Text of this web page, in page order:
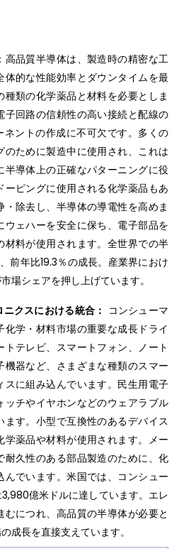
品質半導体は、製造時の精密な工
的な性能効率とダウンタイムを最
類の化学薬品と材料を必要としま
回路の信頼性の高い接続と配線の
ネントの作成に不可欠です。多くの
ために製造中に使用され、これは
半導体上の正確なパターニングに役
ピングに使用される化学薬品もあ
・除去し、半導体の導電性を高めま
ェハーを安全に保ち、電子部品を
料が使用されます。全世界での半
前年比19.3％の成長。産業界におけ
場シェアを押し上げています。
クスにおける統合： コンシューマ
学・材料市場の重要な成長ドライ
テレビ、スマートフォン、ノート
器など、さまざまな種類のスマー
スに組み込んでいます。民生用電子
チやイヤホンなどのウェアラブル
す。小型で互換性のあるデバイス
薬品や材料が使用されます。メー
耐久性のある部品製造のために、化
でいます。米国では、コンシュー
億米ドルに達しています。エレ
につれ、高品質の半導体が必要と
成長を直接支えています。